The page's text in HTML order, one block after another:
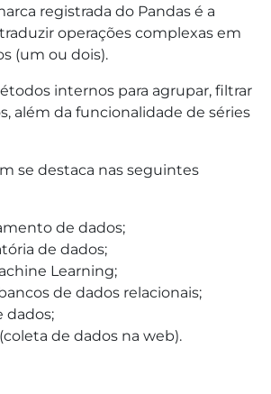
registrada do Pandas é a
operações complexas em
(um ou dois).
internos para agrupar, filtrar
além da funcionalidade de séries
se destaca nas seguintes
de dados;
de dados;
Learning;
de dados relacionais;
dados;
(coleta de dados na web).